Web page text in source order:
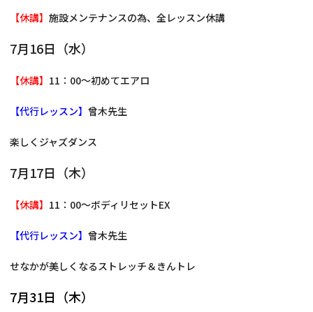
【休講】施設メンテナンスの為、全レッスン休講
7月16日（水）
【休講】 11：00～初めてエアロ
【代行レッスン】曾木先生
楽しくジャズダンス
7月17日（木）
【休講】 11：00～ボディリセットEX
【代行レッスン】曾木先生
せなかが美しくなるストレッチ＆きんトレ
7月31日（木）